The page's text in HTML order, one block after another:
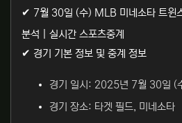
✔ 7월 30일 (수) MLB 미네소타 트윈
분석 | 실시간 스포츠중계
✔ 경기 기본 정보 및 중계 정보
경기 일시: 2025년 7월 30일 (
경기 장소: 타겟 필드, 미네소타